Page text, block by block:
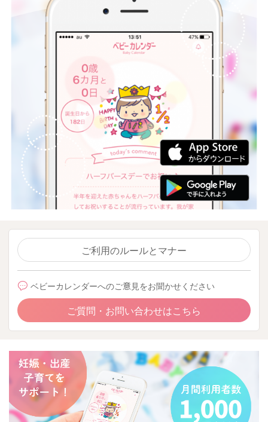
ご利用のルールとマナー
ベビーカレンダーへのご意見をお聞かせください
ご質問・お問い合わせはこちら